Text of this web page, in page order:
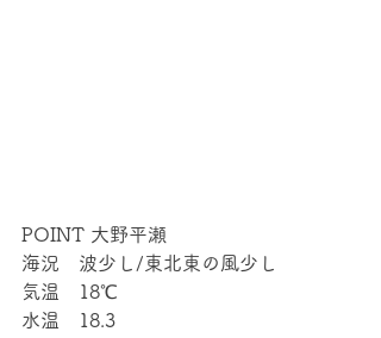
POINT 大野平瀬
海況　波少し/東北東の風少し
気温　18℃
水温　18.3